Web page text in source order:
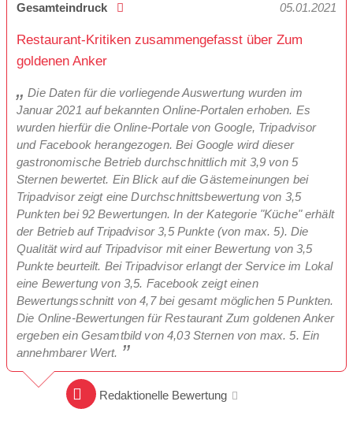
Gesamteindruck 05.01.2021
Restaurant-Kritiken zusammengefasst über Zum
goldenen Anker
Die Daten für die vorliegende Auswertung wurden im
Januar 2021 auf bekannten Online-Portalen erhoben. Es
wurden hierfür die Online-Portale von Google, Tripadvisor
und Facebook herangezogen. Bei Google wird dieser
gastronomische Betrieb durchschnittlich mit 3,9 von 5
Sternen bewertet. Ein Blick auf die Gästemeinungen bei
Tripadvisor zeigt eine Durchschnittsbewertung von 3,5
Punkten bei 92 Bewertungen. In der Kategorie "Küche" erhält
der Betrieb auf Tripadvisor 3,5 Punkte (von max. 5). Die
Qualität wird auf Tripadvisor mit einer Bewertung von 3,5
Punkte beurteilt. Bei Tripadvisor erlangt der Service im Lokal
eine Bewertung von 3,5. Facebook zeigt einen
Bewertungsschnitt von 4,7 bei gesamt möglichen 5 Punkten.
Die Online-Bewertungen für Restaurant Zum goldenen Anker
ergeben ein Gesamtbild von 4,03 Sternen von max. 5. Ein
annehmbarer Wert.
Redaktionelle Bewertung